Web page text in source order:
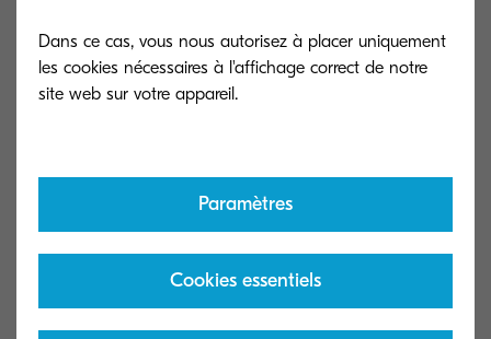
Conseiller Commercial BtoB (H/F) - 49
CONSEILLER COMMERCIAL BTOB (H/F) SECTEUR
Hauts-de-France
Dans ce cas, vous nous autorisez à placer uniquement
les cookies nécessaires à l'affichage correct de notre
Paramètres
Cookies essentiels